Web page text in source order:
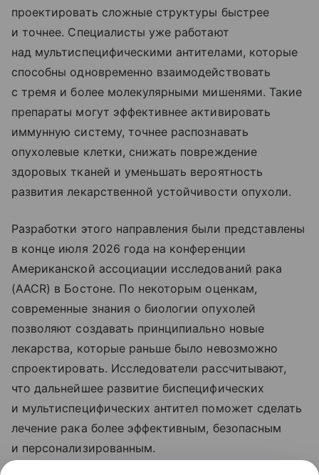
проектировать сложные структуры быстрее
и точнее. Специалисты уже работают
над мультиспецифическими антителами, которые
способны одновременно взаимодействовать
с тремя и более молекулярными мишенями. Такие
препараты могут эффективнее активировать
иммунную систему, точнее распознавать
опухолевые клетки, снижать повреждение
здоровых тканей и уменьшать вероятность
развития лекарственной устойчивости опухоли.
Разработки этого направления были представлены
в конце июля 2026 года на конференции
Американской ассоциации исследований рака
(AACR) в Бостоне. По некоторым оценкам,
современные знания о биологии опухолей
позволяют создавать принципиально новые
лекарства, которые раньше было невозможно
спроектировать. Исследователи рассчитывают,
что дальнейшее развитие биспецифических
и мультиспецифических антител поможет сделать
лечение рака более эффективным, безопасным
и персонализированным.